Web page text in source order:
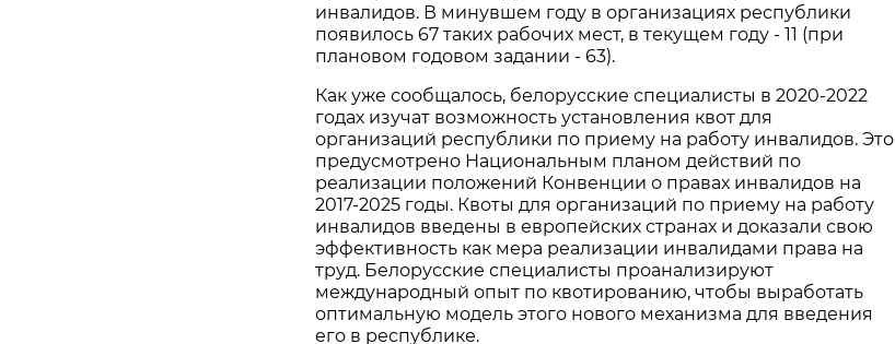
инвалидов. В минувшем году в организациях республики
появилось 67 таких рабочих мест, в текущем году - 11 (при
плановом годовом задании - 63).
Как уже сообщалось, белорусские специалисты в 2020-2022
годах изучат возможность установления квот для
организаций республики по приему на работу инвалидов. Это
предусмотрено Национальным планом действий по
реализации положений Конвенции о правах инвалидов на
2017-2025 годы. Квоты для организаций по приему на работу
инвалидов введены в европейских странах и доказали свою
эффективность как мера реализации инвалидами права на
труд. Белорусские специалисты проанализируют
международный опыт по квотированию, чтобы выработать
оптимальную модель этого нового механизма для введения
его в республике.